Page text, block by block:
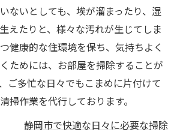
ないとしても、埃が溜まったり、湿
えたりと、様々な汚れが生じてしま
健康的な住環境を保ち、気持ちよく
ためには、お部屋を掃除することが
ご多忙な日々でもこまめに片付けて
掃作業を代行しております。
静岡市で快適な日々に必要な掃除